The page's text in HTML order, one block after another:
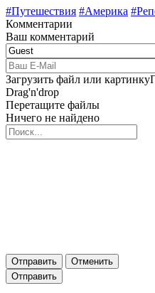
#Путешествия #Америка
Комментарии
Ваш комментарий
Загрузить файл или картинку
Drag'n'drop
Перетащите файлы
Ничего не найдено
Отправить Отменить